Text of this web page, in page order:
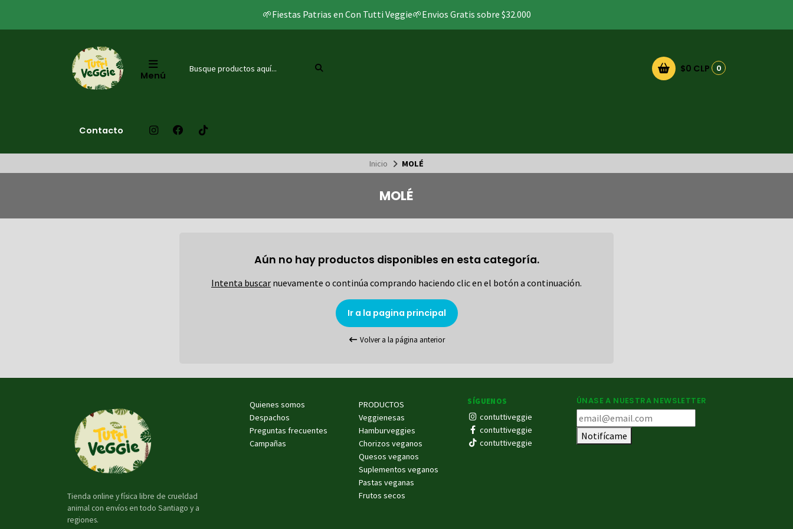
🌱Fiestas Patrias en Con Tutti Veggie🌱Envios Gratis sobre $32.000
Menú
$0 CLP 0
Contacto
Inicio MOLÉ
MOLÉ
Aún no hay productos disponibles en esta categoría.
Intenta buscar nuevamente o continúa comprando haciendo clic en el botón a continuación.
Ir a la pagina principal
Volver a la página anterior
Tienda online y física libre de crueldad
animal con envíos en todo Santiago y a
regiones.
Quienes somos
Despachos
Preguntas frecuentes
Campañas
PRODUCTOS
Veggienesas
Hamburveggies
Chorizos veganos
Quesos veganos
Suplementos veganos
Pastas veganas
Frutos secos
SÍGUENOS
contuttiveggie
contuttiveggie
contuttiveggie
ÚNASE A NUESTRA NEWSLETTER
Notifícame